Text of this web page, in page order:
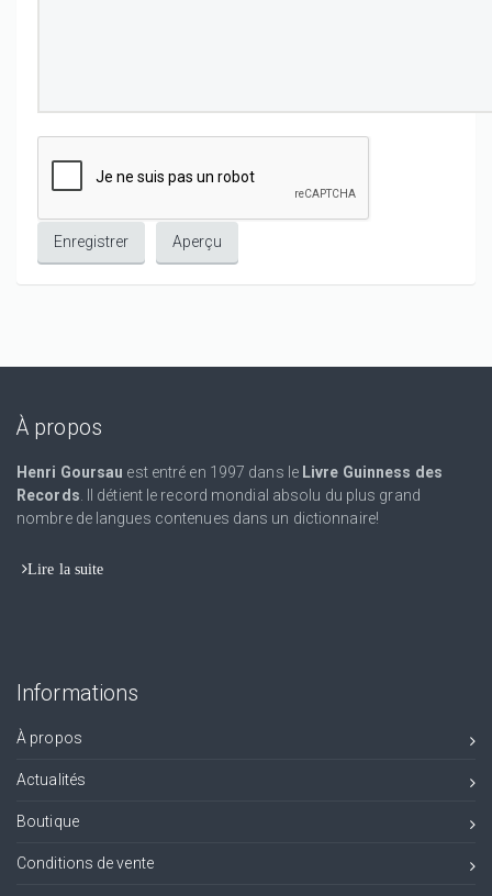
À propos
Henri Goursau est entré en 1997 dans le Livre Guinness des
Records . Il détient le record mondial absolu du plus grand
nombre de langues contenues dans un dictionnaire!
Lire la suite
Informations
À propos
Actualités
Boutique
Conditions de vente